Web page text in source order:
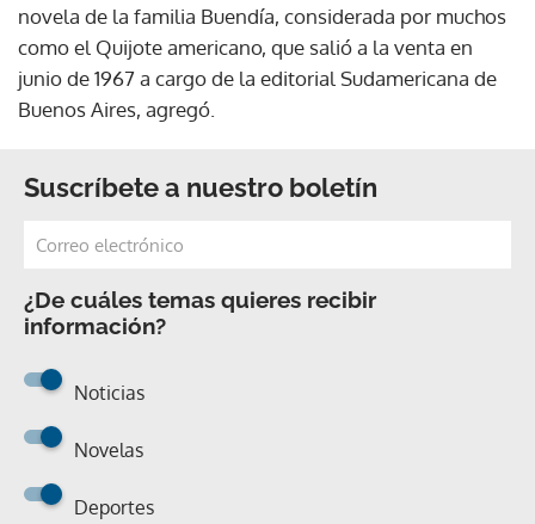
novela de la familia Buendía, considerada por muchos
como el Quijote americano, que salió a la venta en
junio de 1967 a cargo de la editorial Sudamericana de
Buenos Aires, agregó.
Suscríbete a nuestro boletín
¿De cuáles temas quieres recibir
información?
Noticias
Novelas
Deportes